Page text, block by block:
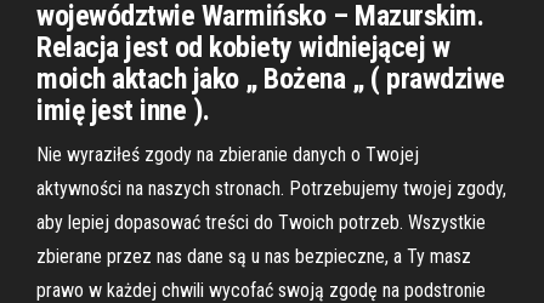
województwie Warmińsko – Mazurskim.
Relacja jest od kobiety widniejącej w
moich aktach jako „ Bożena „ ( prawdziwe
imię jest inne ).
Nie wyraziłeś zgody na zbieranie danych o Twojej
aktywności na naszych stronach. Potrzebujemy twojej zgody,
aby lepiej dopasować treści do Twoich potrzeb. Wszystkie
zbierane przez nas dane są u nas bezpieczne, a Ty masz
prawo w każdej chwili wycofać swoją zgodę na podstronie